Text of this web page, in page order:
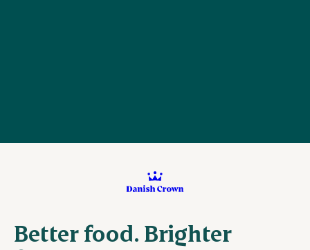
Better food. Brighter